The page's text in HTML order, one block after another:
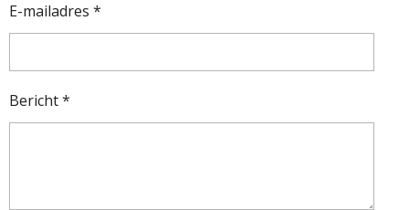
E-mailadres *
Bericht *